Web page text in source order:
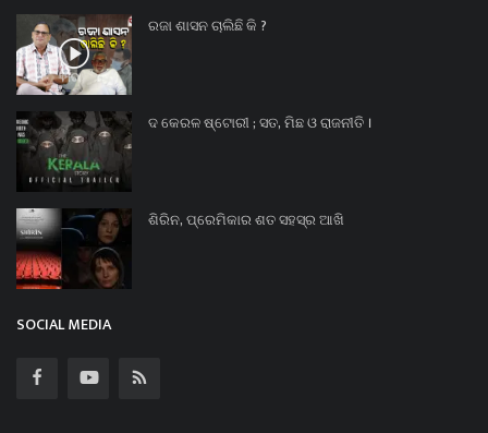
ରଜା ଶାସନ ଚାଲିଛି କି ?
ଦ କେରଳ ଷ୍ଟୋରୀ ; ସତ, ମିଛ ଓ ରାଜନୀତି ।
ଶିରିନ, ପ୍ରେମିକାର ଶତ ସହସ୍ର ଆଖି
SOCIAL MEDIA